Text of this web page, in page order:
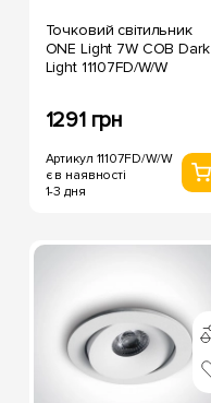
Точковий світильник
ONE Light 7W COB Dark
Light 11107FD/W/W
1291 грн
Артикул 11107FD/W/W
є в наявності
1-3 дня